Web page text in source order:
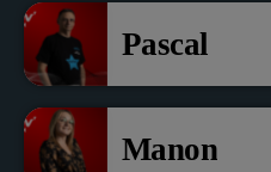
Pascal
Manon